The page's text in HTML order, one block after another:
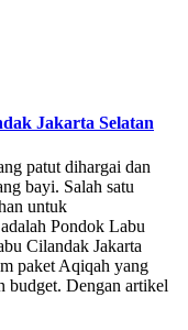
Jakarta Selatan
patut dihargai dan
bayi. Salah satu
untuk
Pondok Labu
Cilandak Jakarta
paket Aqiqah yang
budget. Dengan artikel